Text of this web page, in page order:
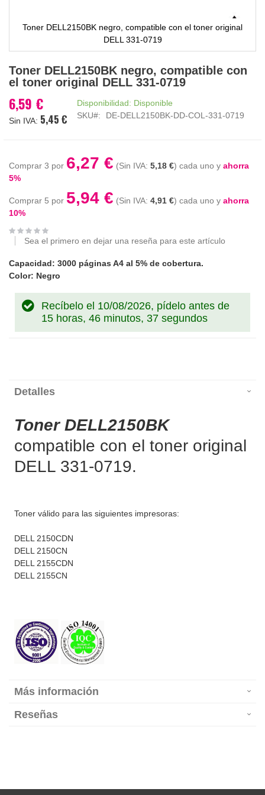
Toner DELL2150BK negro, compatible con el toner original
DELL 331-0719
al
comienzo
la
galería
Toner DELL2150BK negro, compatible con
el toner original DELL 331-0719
6,59 €
5,45 €
Disponibilidad: Disponible
SKU
DE-DELL2150BK-DD-COL-331-0719
Comprar 3 por 6,27 € 5,18 € cada uno y ahorra
5%
Comprar 5 por 5,94 € 4,91 € cada uno y ahorra
10%
Sea el primero en dejar una reseña para este artículo
Capacidad: 3000 páginas A4 al 5% de cobertura.
Color: Negro
Recíbelo el 10/08/2026, pídelo antes de
15 horas, 46 minutos, 37 segundos
Detalles
Toner DELL2150BK
compatible con el toner original
DELL 331-0719.
Toner válido para las siguientes impresoras:
DELL 2150CDN
DELL 2150CN
DELL 2155CDN
DELL 2155CN
Más información
Reseñas